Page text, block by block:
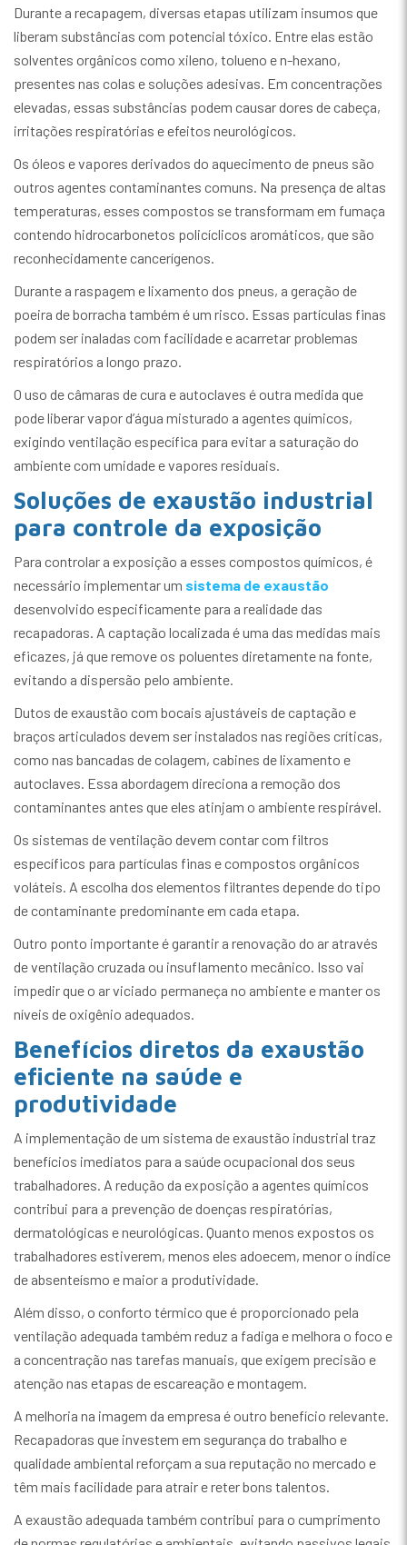
Durante a recapagem, diversas etapas utilizam insumos que
liberam substâncias com potencial tóxico. Entre elas estão
solventes orgânicos como xileno, tolueno e n-hexano,
presentes nas colas e soluções adesivas. Em concentrações
elevadas, essas substâncias podem causar dores de cabeça,
irritações respiratórias e efeitos neurológicos.
Os óleos e vapores derivados do aquecimento de pneus são
outros agentes contaminantes comuns. Na presença de altas
temperaturas, esses compostos se transformam em fumaça
contendo hidrocarbonetos policíclicos aromáticos, que são
reconhecidamente cancerígenos.
Durante a raspagem e lixamento dos pneus, a geração de
poeira de borracha também é um risco. Essas partículas finas
podem ser inaladas com facilidade e acarretar problemas
respiratórios a longo prazo.
O uso de câmaras de cura e autoclaves é outra medida que
pode liberar vapor d’água misturado a agentes químicos,
exigindo ventilação específica para evitar a saturação do
ambiente com umidade e vapores residuais.
Soluções de exaustão industrial
para controle da exposição
Para controlar a exposição a esses compostos químicos, é
necessário implementar um sistema de exaustão
desenvolvido especificamente para a realidade das
recapadoras. A captação localizada é uma das medidas mais
eficazes, já que remove os poluentes diretamente na fonte,
evitando a dispersão pelo ambiente.
Dutos de exaustão com bocais ajustáveis de captação e
braços articulados devem ser instalados nas regiões críticas,
como nas bancadas de colagem, cabines de lixamento e
autoclaves. Essa abordagem direciona a remoção dos
contaminantes antes que eles atinjam o ambiente respirável.
Os sistemas de ventilação devem contar com filtros
específicos para partículas finas e compostos orgânicos
voláteis. A escolha dos elementos filtrantes depende do tipo
de contaminante predominante em cada etapa.
Outro ponto importante é garantir a renovação do ar através
de ventilação cruzada ou insuflamento mecânico. Isso vai
impedir que o ar viciado permaneça no ambiente e manter os
níveis de oxigênio adequados.
Benefícios diretos da exaustão
eficiente na saúde e
produtividade
A implementação de um sistema de exaustão industrial traz
benefícios imediatos para a saúde ocupacional dos seus
trabalhadores. A redução da exposição a agentes químicos
contribui para a prevenção de doenças respiratórias,
dermatológicas e neurológicas. Quanto menos expostos os
trabalhadores estiverem, menos eles adoecem, menor o índice
de absenteísmo e maior a produtividade.
Além disso, o conforto térmico que é proporcionado pela
ventilação adequada também reduz a fadiga e melhora o foco e
a concentração nas tarefas manuais, que exigem precisão e
atenção nas etapas de escareação e montagem.
A melhoria na imagem da empresa é outro benefício relevante.
Recapadoras que investem em segurança do trabalho e
qualidade ambiental reforçam a sua reputação no mercado e
têm mais facilidade para atrair e reter bons talentos.
A exaustão adequada também contribui para o cumprimento